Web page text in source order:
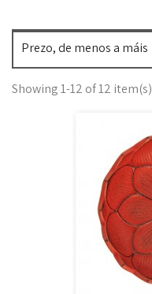
Prezo, de menos a máis
Showing 1-12 of 12 item(s)